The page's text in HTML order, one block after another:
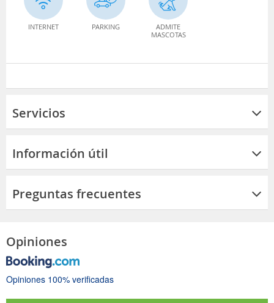
INTERNET PARKING
ADMITE
MASCOTAS
Servicios
Información útil
Preguntas frecuentes
Opiniones
Opiniones 100% verificadas